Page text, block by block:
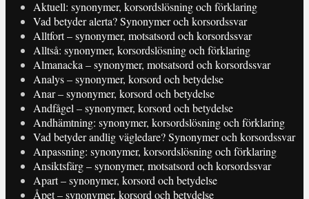
Aktuell: synonymer, korsordslösning och förklaring
Vad betyder alerta? Synonymer och korsordssvar
Alltfort – synonymer, motsatsord och korsordssvar
Alltså: synonymer, korsordslösning och förklaring
Almanacka – synonymer, motsatsord och korsordssvar
Analys – synonymer, korsord och betydelse
Anar – synonymer, korsord och betydelse
Andfågel – synonymer, korsord och betydelse
Andhämtning: synonymer, korsordslösning och förklaring
Vad betyder andlig vägledare? Synonymer och korsordssvar
Anpassning: synonymer, korsordslösning och förklaring
Ansiktsfärg – synonymer, motsatsord och korsordssvar
Apart – synonymer, korsord och betydelse
Åpet – synonymer, korsord och betydelse